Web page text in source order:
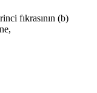
fıkrasının (b)